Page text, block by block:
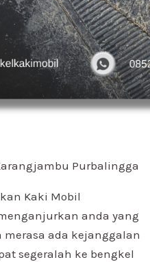
Purbalingga
Kaki Mobil
anda yang
ada kejanggalan
segeralah ke bengkel